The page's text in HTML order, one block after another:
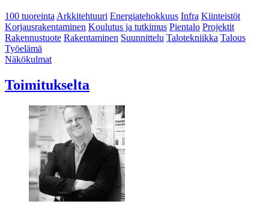
100 tuoreintaArkkitehtuuri Energiatehokkuus Infra Kiinteistöt
Korjausrakentaminen Koulutus ja tutkimus Pientalo Projektit
Rakennustuote Rakentaminen Suunnittelu Talotekniikka Talous
Työelämä
Näkökulmat
Toimitukselta